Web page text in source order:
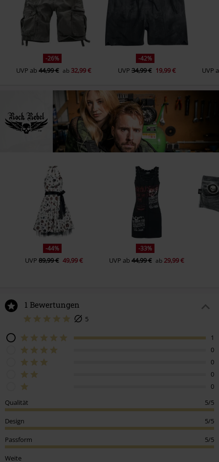
-26%
UVP ab44,99 € ab32,99 €
-42%
UVP 34,99 € 19,99 € UVP
-44%
UVP 89,99 € 49,99 €
-33%
UVP ab44,99 € ab 29,99 €
1 Bewertungen
5
1
0
0
0
0
Qualität
5/5
Design 5/5
Passform 5/5
Weite